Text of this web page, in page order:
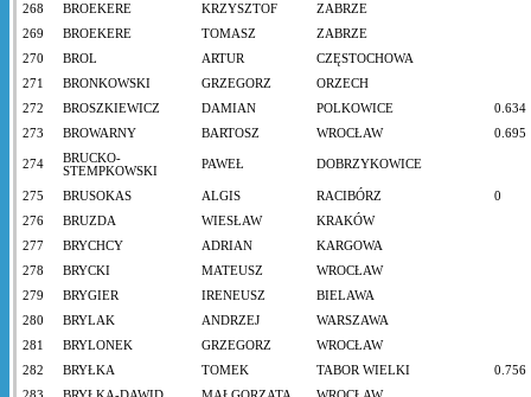
268
BROEKERE KRZYSZTOF
ZABRZE
269
BROEKERE TOMASZ
ZABRZE
270
BROL ARTUR
CZĘSTOCHOWA
271
BRONKOWSKI GRZEGORZ
ORZECH
272
BROSZKIEWICZ DAMIAN POLKOWICE
0.634
273
BROWARNY BARTOSZ WROCŁAW 0.695
274
BRUCKO-
STEMPKOWSKI
PAWEŁ DOBRZYKOWICE
275 BRUSOKAS ALGIS RACIBÓRZ
0
276
BRUZDA WIESŁAW
KRAKÓW
277
BRYCHCY ADRIAN
KARGOWA
278
BRYCKI MATEUSZ
WROCŁAW
279
BRYGIER IRENEUSZ
BIELAWA
280
BRYLAK ANDRZEJ
WARSZAWA
281
BRYLONEK GRZEGORZ
WROCŁAW
282
BRYŁKA TOMEK TABOR WIELKI
0.756